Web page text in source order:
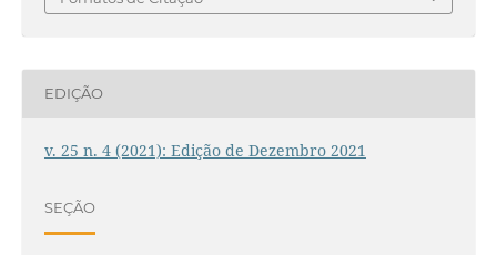
EDIÇÃO
v. 25 n. 4 (2021): Edição de Dezembro 2021
SEÇÃO